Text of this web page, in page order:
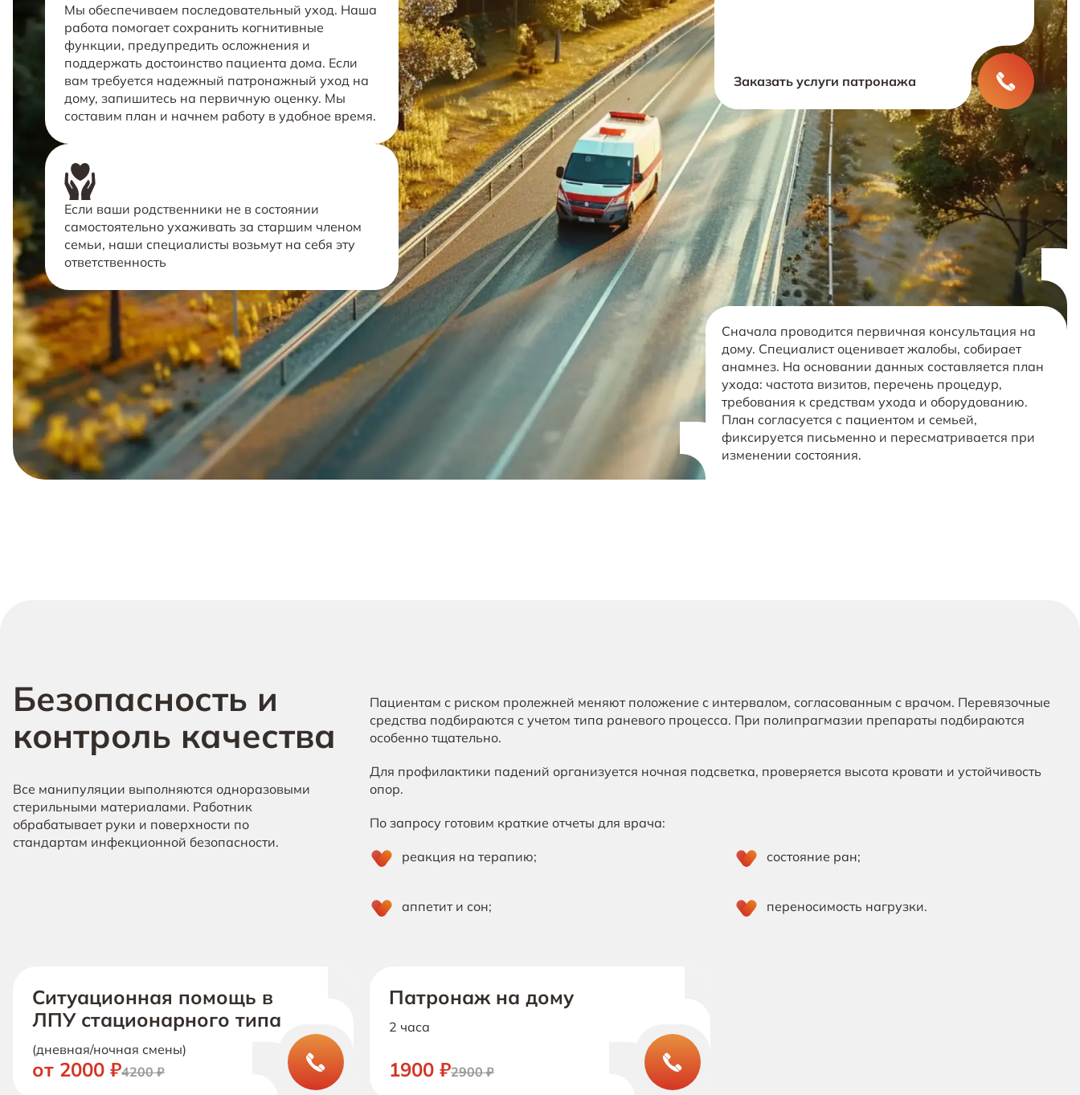
Сначала проводится первичная консультация на
дому. Специалист оценивает жалобы, собирает
анамнез. На основании данных составляется план
ухода: частота визитов, перечень процедур,
требования к средствам ухода и оборудованию.
План согласуется с пациентом и семьей,
фиксируется письменно и пересматривается при
изменении состояния.
Мы обеспечиваем последовательный уход. Наша
работа помогает сохранить когнитивные
функции, предупредить осложнения и
поддержать достоинство пациента дома. Если
вам требуется надежный патронажный уход на
дому, запишитесь на первичную оценку. Мы
составим план и начнем работу в удобное время.
Если ваши родственники не в состоянии
самостоятельно ухаживать за старшим членом
семьи, наши специалисты возьмут на себя эту
ответственность
Заказать услуги патронажа
Безопасность и
контроль качества
Все манипуляции выполняются одноразовыми
стерильными материалами. Работник
обрабатывает руки и поверхности по
стандартам инфекционной безопасности.
Пациентам с риском пролежней меняют положение с интервалом, согласованным с врачом. Перевязочные
средства подбираются с учетом типа раневого процесса. При полипрагмазии препараты подбираются
особенно тщательно.
Для профилактики падений организуется ночная подсветка, проверяется высота кровати и устойчивость
опор.
По запросу готовим краткие отчеты для врача:
реакция на терапию; состояние ран;
аппетит и сон; переносимость нагрузки.
Ситуационная помощь в
ЛПУ стационарного типа
(дневная/ночная смены)
от 2000 ₽4200 ₽
Патронаж на дому
2 часа
1900 ₽2900 ₽